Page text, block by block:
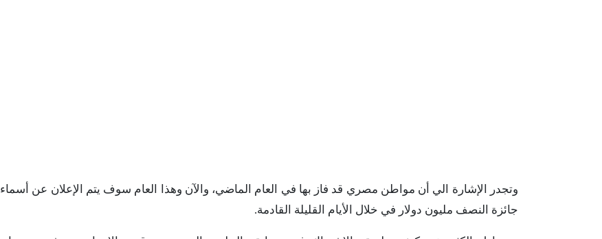
وتجدر الإشارة الي أن مواطن مصري قد فاز بها في العام الماضي، والآن وهذا العام سوف يتم الإعلان عن أسماء
جائزة النصف مليون دولار في خلال الأيام القليلة القادمة.